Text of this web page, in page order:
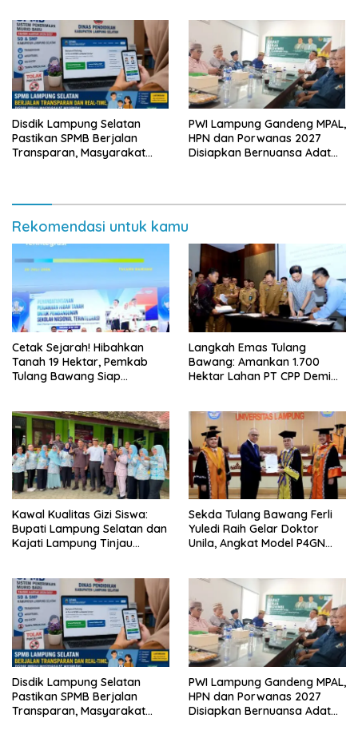
Disdik Lampung Selatan
Pastikan SPMB Berjalan
Transparan, Masyarakat
PWI Lampung Gandeng MPAL,
HPN dan Porwanas 2027
Disiapkan Bernuansa Adat
Rekomendasi untuk kamu
Cetak Sejarah! Hibahkan
Tanah 19 Hektar, Pemkab
Tulang Bawang Siap
Lampung
Langkah Emas Tulang
Bawang: Amankan 1.700
Hektar Lahan PT CPP Demi
Kawal Kualitas Gizi Siswa:
Bupati Lampung Selatan dan
Kajati Lampung Tinjau
Sekda Tulang Bawang Ferli
Yuledi Raih Gelar Doktor
Unila, Angkat Model P4GN
Disdik Lampung Selatan
Pastikan SPMB Berjalan
Transparan, Masyarakat
PWI Lampung Gandeng MPAL,
HPN dan Porwanas 2027
Disiapkan Bernuansa Adat